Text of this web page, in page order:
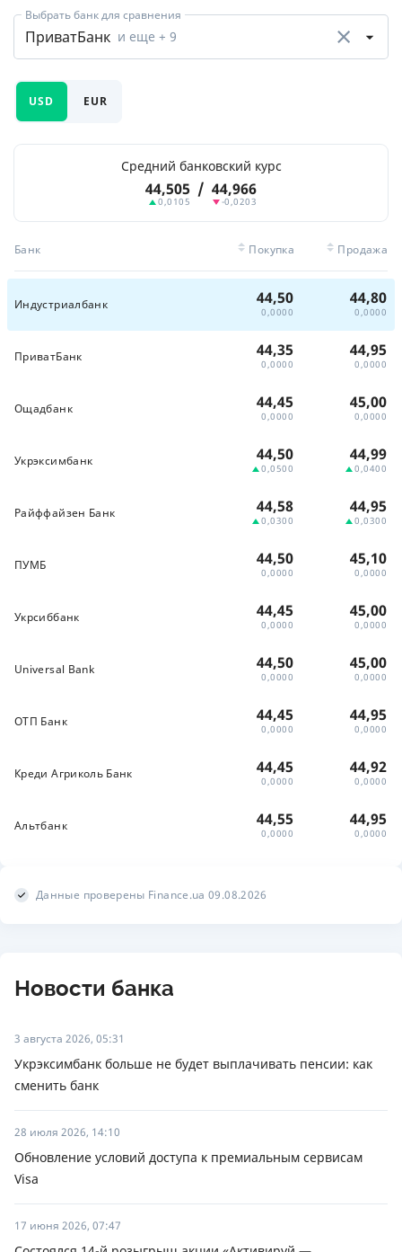
Выбрать банк для сравнения
ПриватБанк и еще + 9
USD EUR
Средний банковский курс
44,505
0,0105
/ 44,966
-0,0203
Банк Покупка Продажа
Индустриалбанк 44,50
0,0000
44,80
0,0000
ПриватБанк 44,35
0,0000
44,95
0,0000
Ощадбанк 44,45
0,0000
45,00
0,0000
Укрэксимбанк 44,50
0,0500
44,99
0,0400
Райффайзен Банк 44,58
0,0300
44,95
0,0300
ПУМБ 44,50
0,0000
45,10
0,0000
Укрсиббанк 44,45
0,0000
45,00
0,0000
Universal Bank 44,50
0,0000
45,00
0,0000
ОТП Банк 44,45
0,0000
44,95
0,0000
Креди Агриколь Банк 44,45
0,0000
44,92
0,0000
Альтбанк 44,55
0,0000
44,95
0,0000
Данные проверены Finance.ua 09.08.2026
Новости банка
3 августа 2026, 05:31
Укрэксимбанк больше не будет выплачивать пенсии: как
сменить банк
28 июля 2026, 14:10
Обновление условий доступа к премиальным сервисам
Visa
17 июня 2026, 07:47